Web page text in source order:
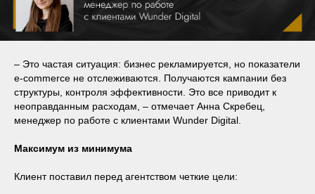
– Это частая ситуация: бизнес рекламируется, но показатели
e-commerce не отслеживаются. Получаются кампании без
структуры, контроля эффективности. Это все приводит к
неоправданным расходам, – отмечает Анна Скребец,
менеджер по работе с клиентами Wunder Digital.
Максимум из минимума
Клиент поставил перед агентством четкие цели: